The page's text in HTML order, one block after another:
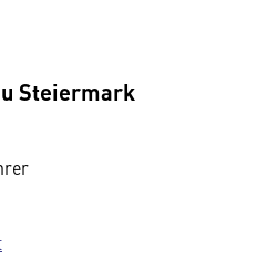
Steiermark